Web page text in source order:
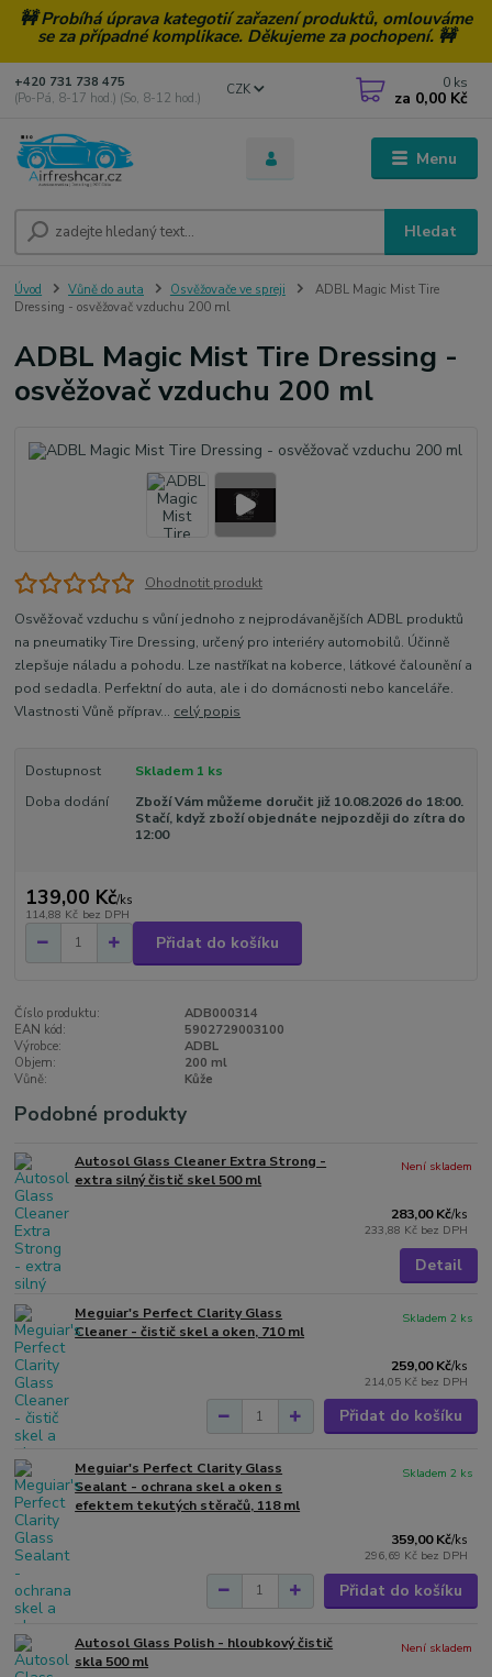
🚧 Probíhá úprava kategotií zařazení produktů, omlouváme
se za případné komplikace. Děkujeme za pochopení. 🚧
Menu
CZK
Hledat
+420 731 738 475
(Po-Pá, 8-17 hod.) (So, 8-12 hod.)
0 ks
za 0,00 Kč
Úvod Vůně do auta Osvěžovače ve spreji
ADBL Magic Mist Tire
Dressing - osvěžovač vzduchu 200 ml
ADBL Magic Mist Tire Dressing -
osvěžovač vzduchu 200 ml
Ohodnotit produkt
Osvěžovač vzduchu s vůní jednoho z nejprodávanějších ADBL produktů
na pneumatiky Tire Dressing, určený pro interiéry automobilů. Účinně
zlepšuje náladu a pohodu. Lze nastříkat na koberce, látkové čalounění a
pod sedadla. Perfektní do auta, ale i do domácnosti nebo kanceláře.
Vlastnosti Vůně příprav... celý popis
Dostupnost
Skladem 1 ks
Doba dodání
Zboží Vám můžeme doručit již 10.08.2026 do 18:00.
Stačí, když zboží objednáte nejpozději do zítra do
12:00
139,00 Kč/ks
114,88 Kč bez DPH
Přidat do košíku
Číslo produktu:
ADB000314
EAN kód:
5902729003100
Výrobce:
ADBL
Objem:
200 ml
Vůně:
Kůže
Podobné produkty
Autosol Glass Cleaner Extra Strong -
extra silný čistič skel 500 ml
283,00 Kč/ks
233,88 Kč bez DPH
Není skladem
Detail
Meguiar's Perfect Clarity Glass
Cleaner - čistič skel a oken, 710 ml
259,00 Kč/ks
214,05 Kč bez DPH
Skladem 2 ks
Přidat do košíku
Meguiar's Perfect Clarity Glass
Sealant - ochrana skel a oken s
efektem tekutých stěračů, 118 ml
359,00 Kč/ks
296,69 Kč bez DPH
Skladem 2 ks
Přidat do košíku
Autosol Glass Polish - hloubkový čistič
skla 500 ml
Není skladem